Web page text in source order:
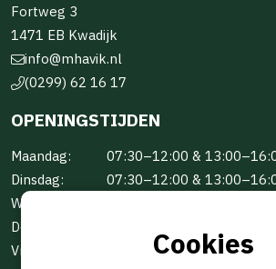
Fortweg 3
1471 EB Kwadijk
info@mhavik.nl
(0299) 62 16 17
OPENINGSTIJDEN
Maandag:
07:30–12:00 &
Dinsdag:
07:30–12:00 &
Woensdag:
Donderdag:
Vrijdag:
07:30–12:00 &
Cookies